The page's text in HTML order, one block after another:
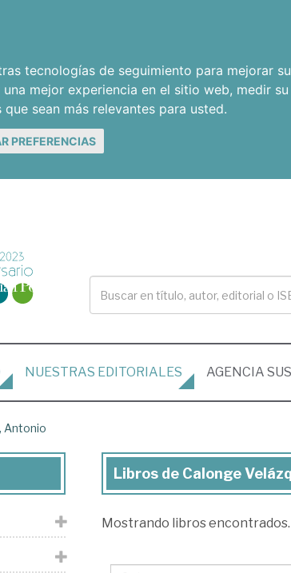
tecnologías de seguimiento para mejorar
mejor experiencia en el sitio web, medir
sean más relevantes para usted.
PREFERENCIAS
NUESTRAS EDITORIALES AGENCIA
Antonio
Libros
Calonge
Libros de Calonge
Mostrando libros encontrados.